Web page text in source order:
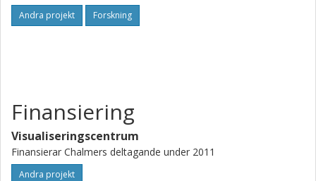
Andra projekt Forskning
Finansiering
Visualiseringscentrum
Finansierar Chalmers deltagande under 2011
Andra projekt